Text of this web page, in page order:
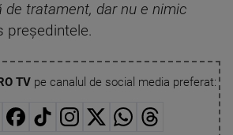
de tratament, dar nu e nimic
preşedintele.
TVpe canalul de social media preferat: